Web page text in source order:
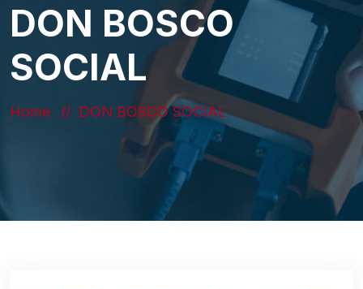
DON BOSCO
SOCIAL
Home DON BOSCO SOCIAL